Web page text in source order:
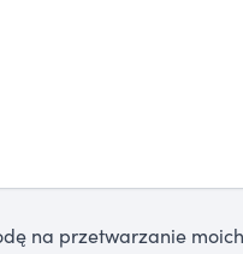
na przetwarzanie